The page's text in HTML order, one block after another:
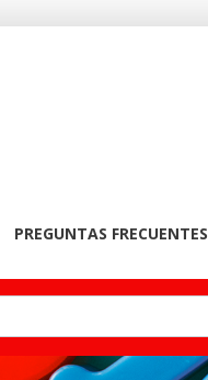
PREGUNTAS FRECUENTES